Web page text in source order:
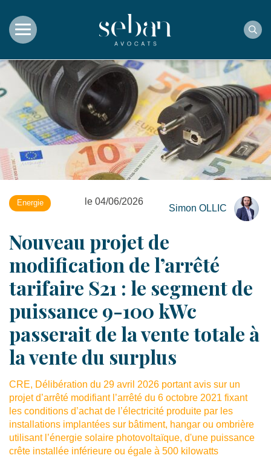
Energie le 04/06/2026
Simon OLLIC
Nouveau projet de
modification de l’arrêté
tarifaire S21 : le segment de
puissance 9-100 kWc
passerait de la vente totale à
la vente du surplus
CRE, Délibération du 29 avril 2026 portant avis sur un
projet d’arrêté modifiant l’arrêté du 6 octobre 2021 fixant
les conditions d’achat de l’électricité produite par les
installations implantées sur bâtiment, hangar ou ombrière
utilisant l’énergie solaire photovoltaïque, d'une puissance
crête installée inférieure ou égale à 500 kilowatts